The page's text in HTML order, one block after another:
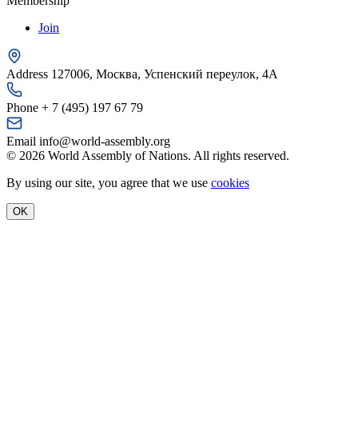
Join
Address 127006, Москва, Успенский переулок, 4А
Phone + 7 (495) 197 67 79
Email info@world-assembly.org
© 2026 World Assembly of Nations. All rights reserved.
By using our site, you agree that we use cookies
OK